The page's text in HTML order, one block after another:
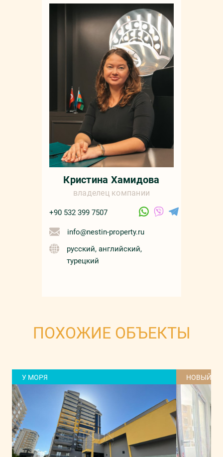
Кристина Хамидова
владелец компании
+90 532 399 7507
info@nestin-property.ru
русский, английский,
турецкий
ПОХОЖИЕ ОБЪЕКТЫ
У МОРЯ НОВЫЙ